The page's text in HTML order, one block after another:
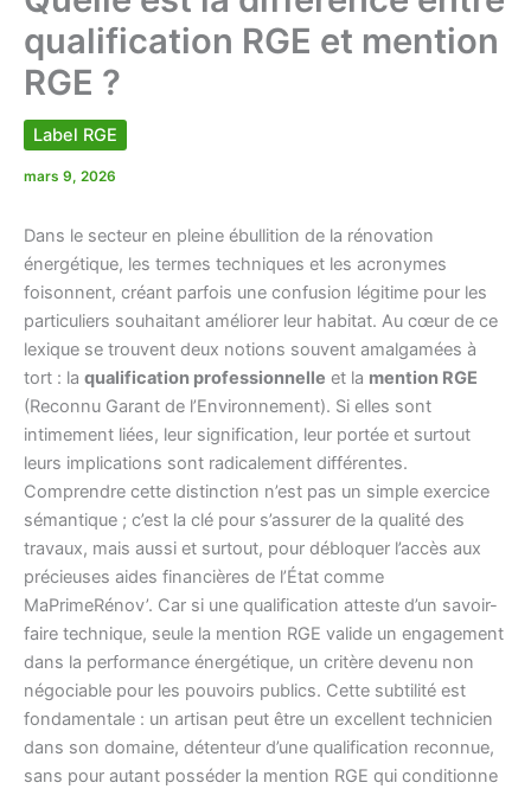
qualification RGE et mention
RGE ?
Label RGE
mars 9, 2026
Dans le secteur en pleine ébullition de la rénovation
énergétique, les termes techniques et les acronymes
foisonnent, créant parfois une confusion légitime pour les
particuliers souhaitant améliorer leur habitat. Au cœur de ce
lexique se trouvent deux notions souvent amalgamées à
tort : la qualification professionnelle et la mention RGE
(Reconnu Garant de l’Environnement). Si elles sont
intimement liées, leur signification, leur portée et surtout
leurs implications sont radicalement différentes.
Comprendre cette distinction n’est pas un simple exercice
sémantique ; c’est la clé pour s’assurer de la qualité des
travaux, mais aussi et surtout, pour débloquer l’accès aux
précieuses aides financières de l’État comme
MaPrimeRénov’. Car si une qualification atteste d’un savoir-
faire technique, seule la mention RGE valide un engagement
dans la performance énergétique, un critère devenu non
négociable pour les pouvoirs publics. Cette subtilité est
fondamentale : un artisan peut être un excellent technicien
dans son domaine, détenteur d’une qualification reconnue,
sans pour autant posséder la mention RGE qui conditionne